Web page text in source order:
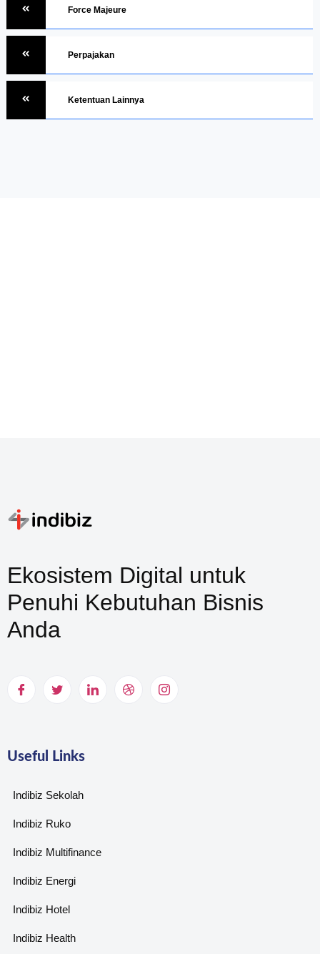
Force Majeure
Perpajakan
Ketentuan Lainnya
Ekosistem Digital untuk
Penuhi Kebutuhan Bisnis
Anda
Useful Links
Indibiz Sekolah
Indibiz Ruko
Indibiz Multifinance
Indibiz Energi
Indibiz Hotel
Indibiz Health